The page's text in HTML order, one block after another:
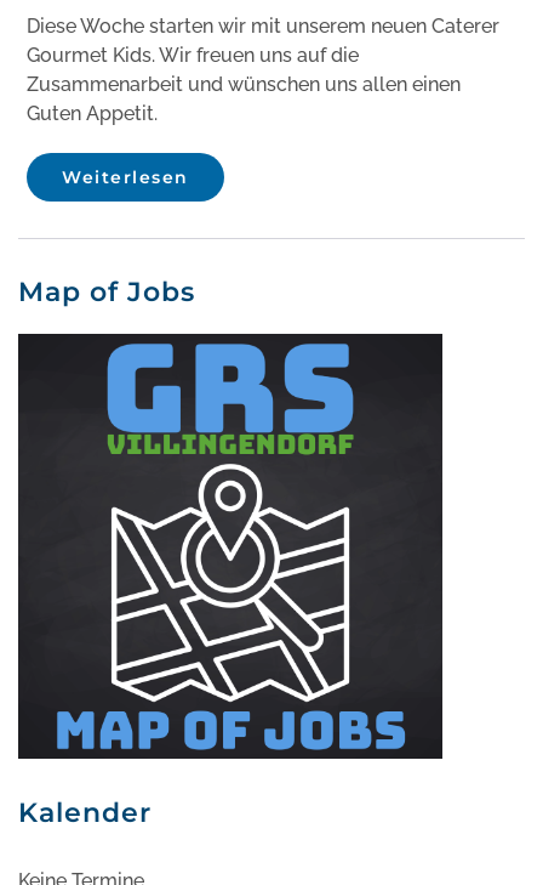
Diese Woche starten wir mit unserem neuen Caterer
Gourmet Kids. Wir freuen uns auf die
Zusammenarbeit und wünschen uns allen einen
Guten Appetit.
Weiterlesen
Map of Jobs
Kalender
Keine Termine